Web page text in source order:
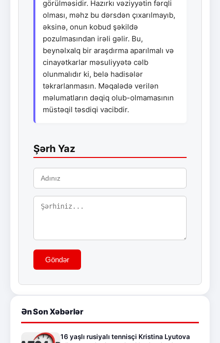
görülməsidir. Hazırkı vəziyyətin fərqli
olması, məhz bu dərsdən çıxarılmayıb,
əksinə, onun kobud şəkildə
pozulmasından irəli gəlir. Bu,
beynəlxalq bir araşdırma aparılmalı və
cinayətkarlar məsuliyyətə cəlb
olunmalıdır ki, belə hadisələr
təkrarlanmasın. Məqalədə verilən
məlumatların dəqiq olub-olmamasının
müstəqil təsdiqi vacibdir.
Şərh Yaz
Göndər
Ən Son Xəbərlər
16 yaşlı rusiyalı tennisçi Kristina Lyutova